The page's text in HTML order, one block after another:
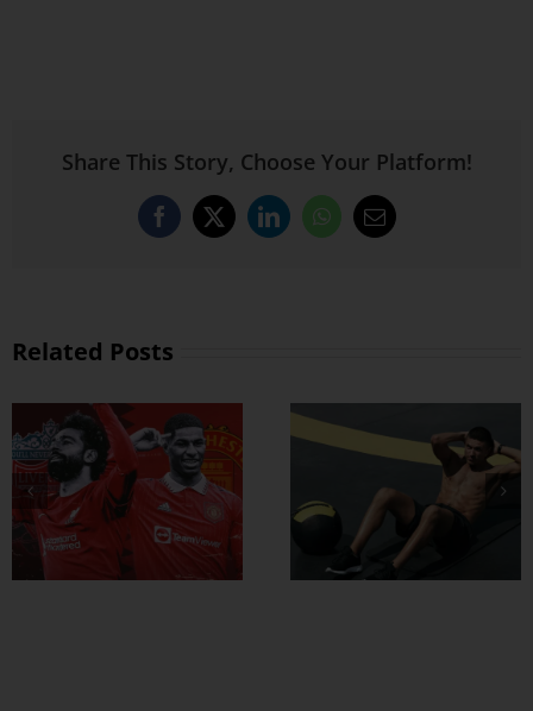
Share This Story, Choose Your Platform!
Facebook
X LinkedInWhatsApp
Email
Related Posts
ထိထိရောက်ရောက်
ဗိုက်ခေါက် အဆီ
တွေ ချဖို့